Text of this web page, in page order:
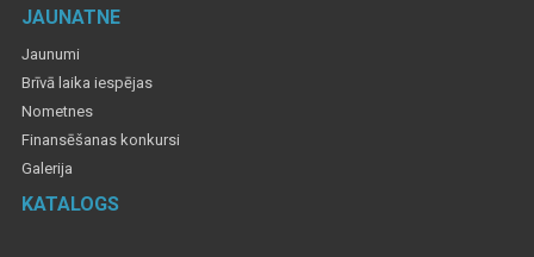
JAUNATNE
Jaunumi
Brīvā laika iespējas
Nometnes
Finansēšanas konkursi
Galerija
KATALOGS